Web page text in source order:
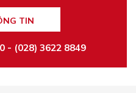
TIN
- (028) 3622 8849